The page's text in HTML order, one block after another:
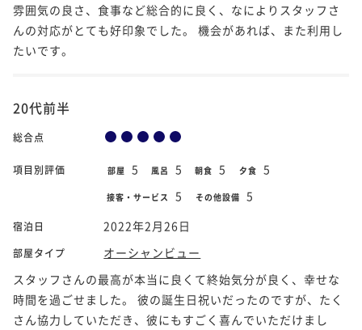
雰囲気の良さ、食事など総合的に良く、なによりスタッフさ
んの対応がとても好印象でした。 機会があれば、また利用し
たいです。
20代前半
総合点
項目別評価 部屋 5 風呂 5 朝食 5 夕食 5
接客・サービス 5 その他設備 5
宿泊日 2022年2月26日
部屋タイプ
オーシャンビュー
スタッフさんの最高が本当に良くて終始気分が良く、幸せな
時間を過ごせました。 彼の誕生日祝いだったのですが、たく
さん協力していただき、彼にもすごく喜んでいただけまし